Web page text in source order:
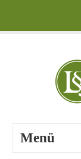
Menü